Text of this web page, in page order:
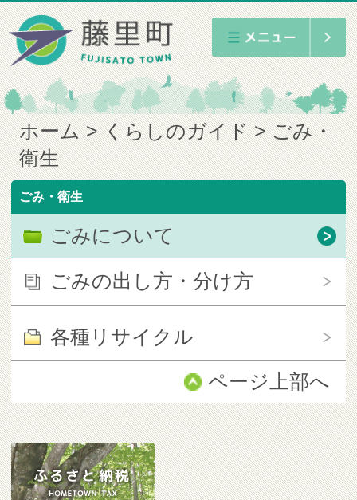
ホーム くらしのガイド
ごみ・
衛生
ごみ・衛生
ごみについて
ごみの出し方・分け方
各種リサイクル
ページ上部へ